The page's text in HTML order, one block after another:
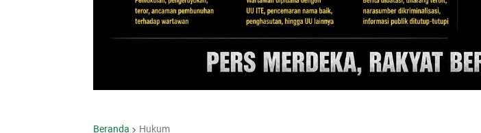
Beranda Hukum